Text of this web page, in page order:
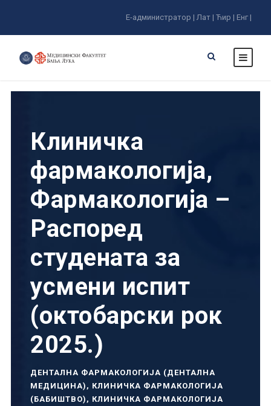
Е-администратор | Лат | Ћир | Енг |
Клиничка
фармакологија,
Фармакологија –
Распоред
студената за
усмени испит
(октобарски рок
2025.)
ДЕНТАЛНА ФАРМАКОЛОГИЈА (ДЕНТАЛНА
МЕДИЦИНА) , КЛИНИЧКА ФАРМАКОЛОГИЈА
(БАБИШТВО) , КЛИНИЧКА ФАРМАКОЛОГИЈА